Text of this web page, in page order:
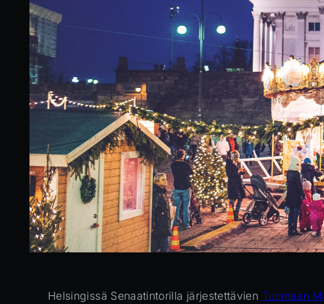
Helsingissä Senaatintorilla järjestettävien Tuomaan